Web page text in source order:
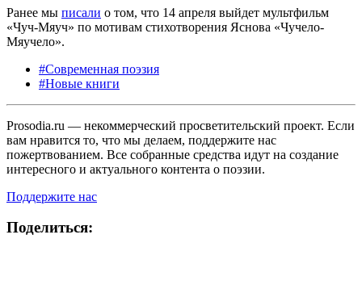
Ранее мы писали о том, что 14 апреля выйдет мультфильм
«Чуч-Мяуч» по мотивам стихотворения Яснова «Чучело-
Мяучело».
#Современная поэзия
#Новые книги
Prosodia.ru — некоммерческий просветительский проект. Если
вам нравится то, что мы делаем, поддержите нас
пожертвованием. Все собранные средства идут на создание
интересного и актуального контента о поэзии.
Поддержите нас
Поделиться: